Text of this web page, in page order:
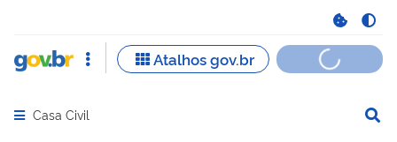
Abrir menu principal de navegação
Casa Civil